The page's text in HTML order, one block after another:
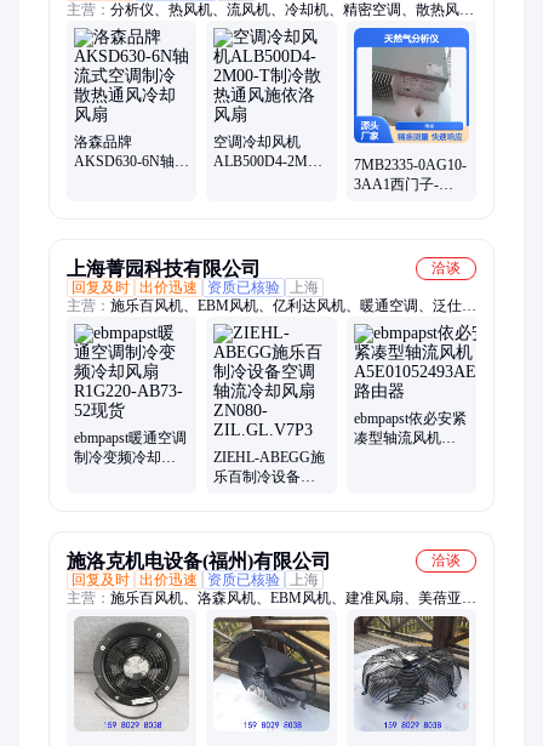
主营： 分析仪、热风机、流风机、冷却机、精密空调、散热风
扇、冷却风扇、空调风机、离心风扇、原装正、原包装、变频
器、传感器、冷风机、仪器仪表、除尘设备、电机风机、控制通
风、排气风机、工业风机、技术风机、燃料电池、高压风机、进
口风机、净化风机
洛森品牌
AKSD630-6N轴流
空调冷却风机
ALB500D4-2M00-
7MB2335-0AG10-
3AA1西门子-
上海菁园科技有限公司
洽谈
回复及时 出价迅速 资质已核验
上海
主营： 施乐百风机、EBM风机、亿利达风机、暖通空调、泛仕达
风机、科禄格风机、尼科达风机、洛森风机、施依洛风机、
NMB美蓓亚风机、台达风机、Schrock施洛克风机、三洋风机、
软启动器、横河变送器
ebmpapst暖通空调
制冷变频冷却风
ZIEHL-ABEGG施
乐百制冷设备空
ebmpapst依必安紧
凑型轴流风机
施洛克机电设备(福州)有限公司
洽谈
回复及时 出价迅速 资质已核验
上海
主营： 施乐百风机、洛森风机、EBM风机、建准风扇、美蓓亚风
扇、上海施依洛风机、科禄格风机、泛仕达风机、亿利达风机、
雷勃风机、尼科达风机